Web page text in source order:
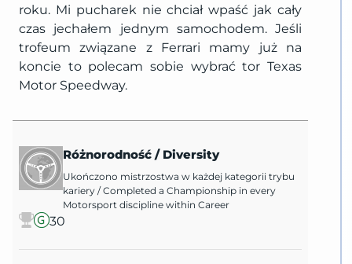
roku. Mi pucharek nie chciał wpaść jak cały
czas jechałem jednym samochodem. Jeśli
trofeum związane z Ferrari mamy już na
koncie to polecam sobie wybrać tor Texas
Motor Speedway.
30
Różnorodność / Diversity
Ukończono mistrzostwa w każdej kategorii trybu
kariery /Completed a Championship in every
Motorsport discipline within Career